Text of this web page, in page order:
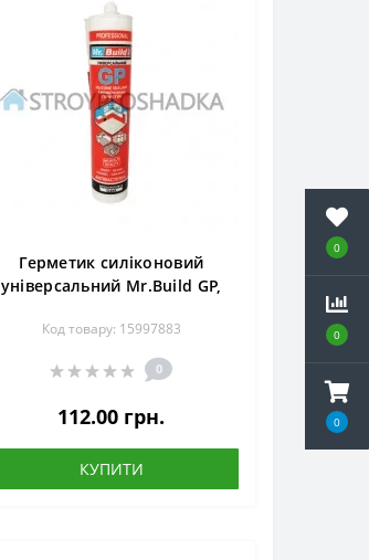
0
0
0
Герметик силіконовий
універсальний Mr.Build GP,
Код товару: 15997883
0
112.00 грн.
КУПИТИ